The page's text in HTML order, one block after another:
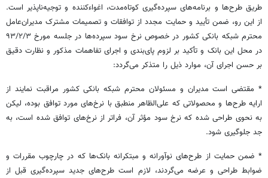
طریق طرح‌ها و برنامه‌های سپرده‌گیری کوتاه‌مدت، اغوا‌ءکننده و توجیه‌ناپذیر است.
از این رو، ضمن تأیید و حمایت مجدد از توافقات و تصمیمات مشترک مدیران‌عامل
محترم شبکه بانکی کشور در خصوص نرخ سود سپرده‌ها در جلسه مورخ ۹۳/۲/۳
در محل این بانک و تأکید بر لزوم پای‌بندی و اجرای تفاهمات مذکور و نظارت دقیق
بر حسن اجرای آن، موارد ذیل را متذکر می‌گردد:
* مقتضی است مدیران و مسئولان محترم شبکه بانکی کشور مراقبت نمایند از
ارایه طرح‌ها و محصولاتی که علی‌الظاهر منطبق با نرخ‌های مورد توافق بوده، لیکن
به نحوی طراحی شده که نرخ سود مؤثر آن، فراتر از نرخ‌های توافق شده است، به
جد جلوگیری شود.
* ضمن حمایت از طرح‌های نوآورانه و مبتکرانه‌ بانک‌ها که در چارچوب مقررات و
ضوابط طراحی و عرضه می‌گردند، لازم است طرح‌های جدید سپرده‌گیری قبل از